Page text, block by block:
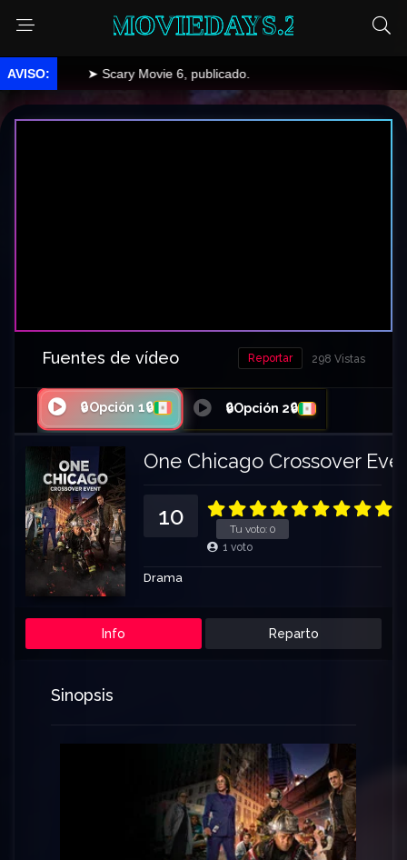
MOVIEDAYS.2
➤ Scary Movie 6, publicado.
Fuentes de vídeo 298 Vistas
Reportar
🔒Opción 1🔒 🔒Opción 2🔒
One Chicago Crossover
Tu voto: 0
10
1 voto
Drama
Info Reparto
Sinopsis